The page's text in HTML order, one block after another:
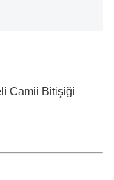
Camii Bitişiği